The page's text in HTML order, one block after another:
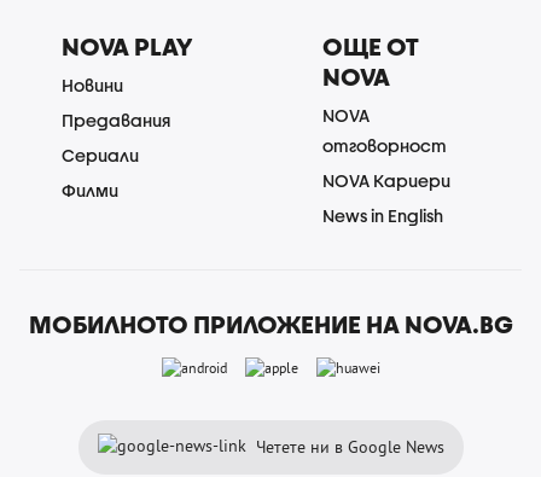
NOVA PLAY
Новини
Предавания
Сериали
Филми
ОЩЕ ОТ
NOVA
NOVA
отговорност
NOVA Кариери
News in English
МОБИЛНОТО ПРИЛОЖЕНИЕ НА NOVA.BG
Четете ни в Google News